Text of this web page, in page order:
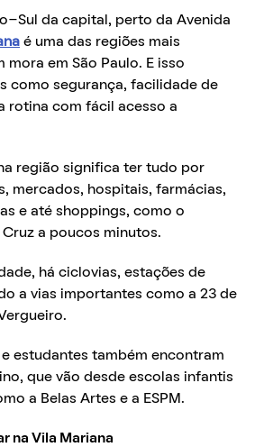
Sul da capital, perto da Avenida
é uma das regiões mais
mora em São Paulo. E isso
como segurança, facilidade de
rotina com fácil acesso a
região significa ter tudo por
mercados, hospitais, farmácias,
e até shoppings, como o
Cruz a poucos minutos.
há ciclovias, estações de
a vias importantes como a 23 de
estudantes também encontram
que vão desde escolas infantis
a Belas Artes e a ESPM.
na Vila Mariana